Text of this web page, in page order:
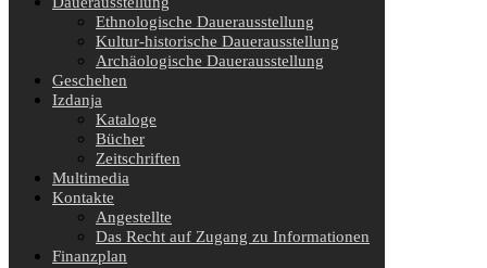
Ethnologische Dauerausstellung
Kultur-historische Dauerausstellung
Archäologische Dauerausstellung
Geschehen
Izdanja
Kataloge
Bücher
Zeitschriften
Multimedia
Kontakte
Angestellte
Das Recht auf Zugang zu Informationen
Finanzplan